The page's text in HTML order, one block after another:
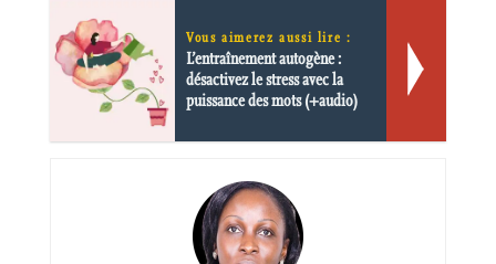
Vous aimerez aussi lire :
L’entraînement autogène :
désactivez le stress avec la
puissance des mots (+audio)